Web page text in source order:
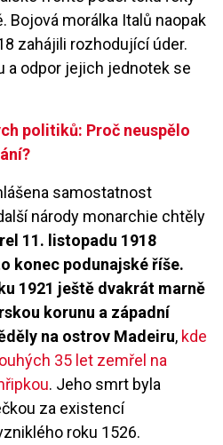
Bojová morálka Italů naopak
zahájili rozhodující úder.
a odpor jejich jednotek se
politiků: Proč neuspělo
samostatnost
národy monarchie chtěly
11. listopadu 1918
konec podunajské říše.
1921 ještě dvakrát marně
korunu a západní
na ostrov Madeiru, kde
35 let zemřel na
. Jeho smrt byla
za existencí
roku 1526.